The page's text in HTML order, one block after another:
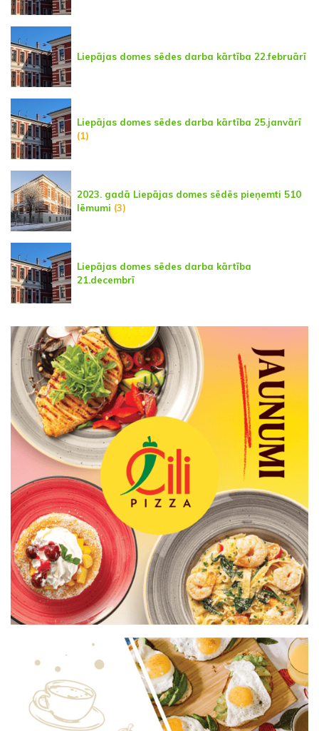
Liepājas domes sēdes darba kārtība 22.februārī
Liepājas domes sēdes darba kārtība 25.janvārī
(1)
2023. gadā Liepājas domes sēdēs pieņemti 510
lēmumi (3)
Liepājas domes sēdes darba kārtība
21.decembrī